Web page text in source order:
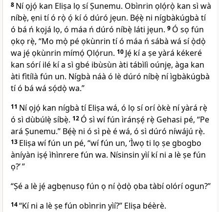
8 Ní ọjọ́ kan Eliṣa lọ sí Ṣunemu. Obìnrin ọlọ́rọ̀ kan sì wà
níbẹ̀, ẹni tí ó rọ̀ ọ́ kí ó dúró jẹun. Bẹ́ẹ̀ ni nígbàkúgbà tí
ó bá ń kọjá lọ, ó máa ń dúró níbẹ̀ láti jẹun. 9 Ó sọ fún
ọkọ rẹ̀, “Mo mọ̀ pé ọkùnrin tí ó máa ń sábà wá sí ọ̀dọ̀
wa jẹ́ ọkùnrin mímọ́ Ọlọ́run. 10 Jẹ́ kí a ṣe yàrá kékeré
kan sórí ilé kí a sì gbé ibùsùn àti tábìlì oúnjẹ, àga kan
àti fìtílà fún un. Nígbà náà ó lè dúró níbẹ̀ ní ìgbàkúgbà
tí ó bá wá sọ́dọ̀ wa.”
11 Ní ọjọ́ kan nígbà tí Eliṣa wá, ó lọ sí orí òkè ní yàrá rẹ̀
ó sì dùbúlẹ̀ síbẹ̀. 12 Ó sì wí fún ìránṣẹ́ rẹ̀ Gehasi pé, “Pe
ará Ṣunemu.” Bẹ́ẹ̀ ni ó sì pè é wá, ó sì dúró níwájú rẹ̀.
13 Eliṣa wí fún un pé, “wí fún un, ‘Ìwọ ti lọ ṣe gbogbo
àníyàn iṣẹ́ ìhìnrere fún wa. Nísinsin yìí kí ni a lè ṣe fún
ọ?’ ”
“Ṣé a lè jẹ́ agbẹnusọ fún ọ ní ọ̀dọ̀ ọba tàbí olórí ogun?”
14“Kí ni a lè ṣe fún obìnrin yìí?” Eliṣa béèrè.